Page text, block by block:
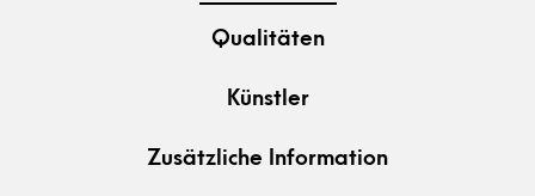
Qualitäten
Künstler
Zusätzliche Information